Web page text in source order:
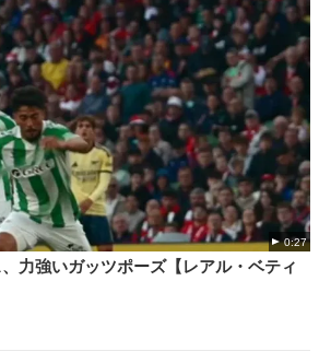
0:27
力強いガッツポーズ【レアル・ベティ